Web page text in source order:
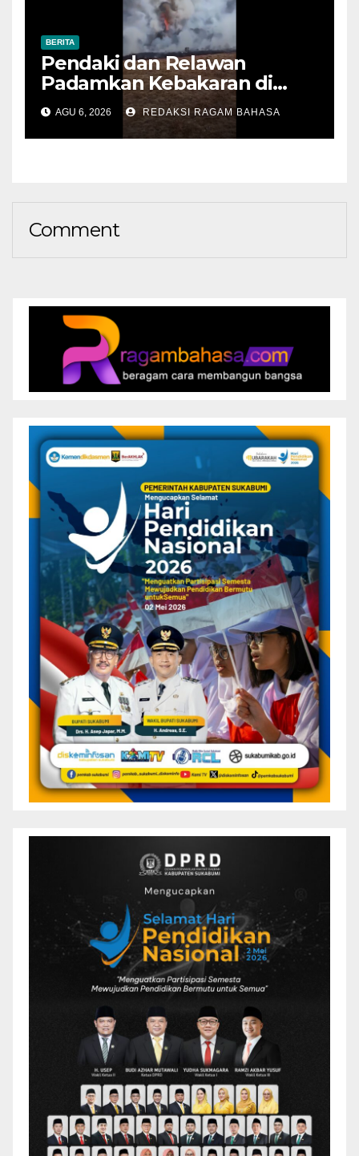
BERITA
Pendaki dan Relawan
Padamkan Kebakaran di
Alun-alun Suryakencana
Sebelum Meluas
AGU 6, 2026 REDAKSI RAGAM BAHASA
Comment